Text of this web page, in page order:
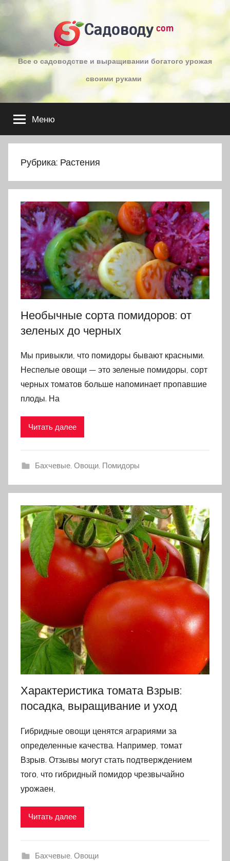
к
Садоводу com
Все о садоводстве и выращивании богатого урожая
своими руками
Меню
Рубрика: Растения
Необычные сорта помидоров: от
зеленых до черных
Мы привыкли, что помидоры бывают красными.
Неспелые овощи — это зеленые помидоры, сорт
черных томатов больше напоминает пропавшие
плоды. На
Читать далее
Бахчевые, Овощи, Помидоры
Характеристика томата Взрыв:
посадка, выращивание и уход
Гибридные овощи ценятся аграриями за
определенные качества. Например, томат
Взрыв. Отзывы могут стать подтверждением
того, что гибридный помидор чрезвычайно
урожаен,
Читать далее
Бахчевые, Овощи